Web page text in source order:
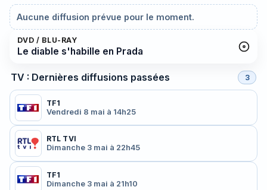
Aucune diffusion prévue pour le moment.
DVD / BLU-RAY
Le diable s'habille en Prada
TV : Dernières diffusions passées 3
TF1
Vendredi 8 mai à 14h25
RTL TVI
Dimanche 3 mai à 22h45
TF1
Dimanche 3 mai à 21h10